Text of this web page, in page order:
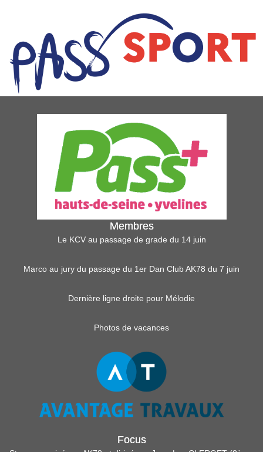
Membres
Le KCV au passage de grade du 14 juin
Marco au jury du passage du 1er Dan Club AK78 du 7 juin
Dernière ligne droite pour Mélodie
Photos de vacances
Focus